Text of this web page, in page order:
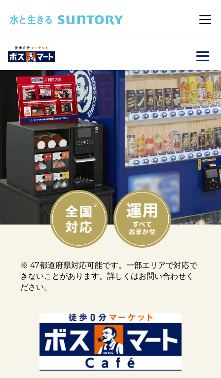
メニュ
※ 47都道府県対応可能です。一部エリアで対応で
きないことがあります。詳しくはお問い合わせく
ださい。